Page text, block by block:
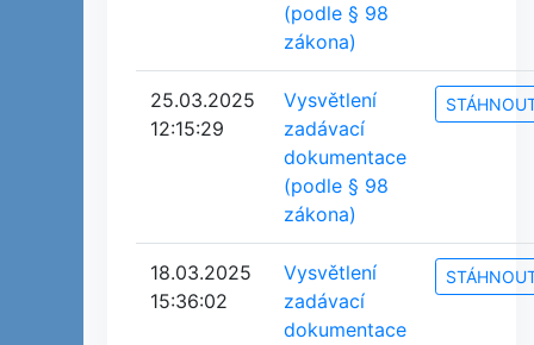
(podle § 98
zákona)
25.03.2025
12:15:29
Vysvětlení
zadávací
dokumentace
(podle § 98
zákona)
18.03.2025
15:36:02
Vysvětlení
zadávací
dokumentace